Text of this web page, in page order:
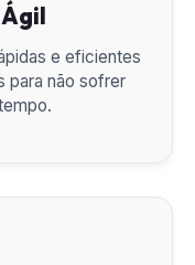
e eficientes
para não sofrer